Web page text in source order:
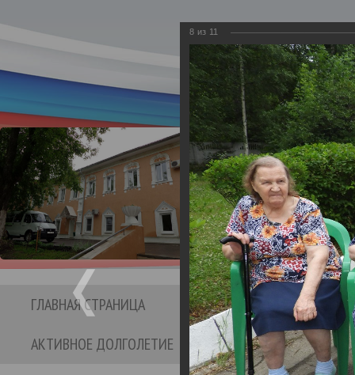
Департамент
Бюджетное
ГЛАВНАЯ СТРАНИЦА
СТРУКТУРА УЧРЕЖДЕНИЯ
АКТИВНОЕ ДОЛГОЛЕТИЕ
ОТЗЫВЫ И
8 из 11